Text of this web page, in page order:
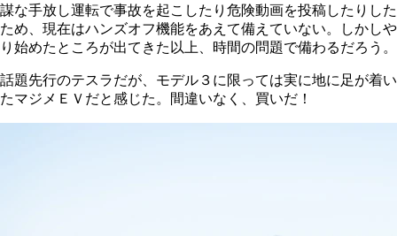
謀な手放し運転で事故を起こしたり危険動画を投稿したりした
ため、現在はハンズオフ機能をあえて備えていない。しかしや
り始めたところが出てきた以上、時間の問題で備わるだろう。
話題先行のテスラだが、モデル３に限っては実に地に足が着い
たマジメＥＶだと感じた。間違いなく、買いだ！